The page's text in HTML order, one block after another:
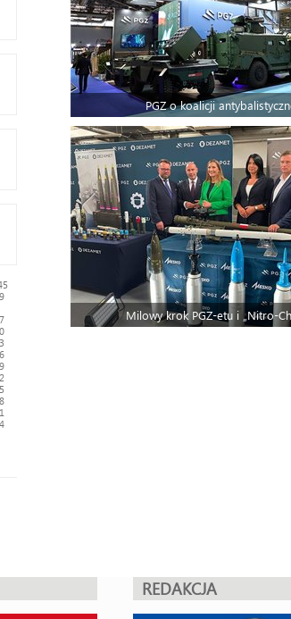
PGZ o koalicji
Milowy krok PGZ-etu i „Nitro-
REDAKCJA